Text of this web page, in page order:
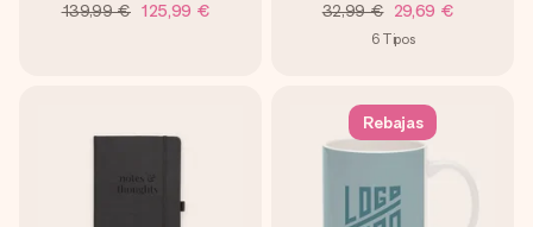
139,99 € 125,99 € 32,99 € 29,69 €
6 Tipos
Rebajas